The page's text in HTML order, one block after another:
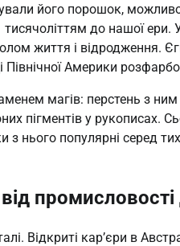
його порошок,
до нашої ери.
життя і відродження.
Північної Америки
магів: перстень з ним
пігментів у рукописах.
з нього популярні серед
Відкриті кар’єри в